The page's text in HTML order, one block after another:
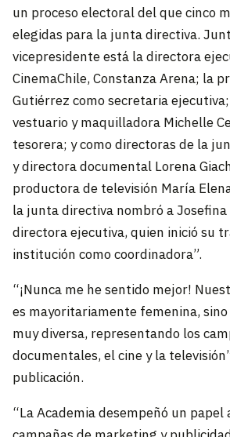
un proceso electoral del que cinco
elegidas para la junta directiva.
vicepresidente está la directora
CinemaChile, Constanza Arena; la
Gutiérrez como secretaria
vestuario y maquilladora Michelle
tesorera; y como directoras de la
y directora documental Lorena
productora de televisión María
la junta directiva nombró a
directora ejecutiva, quien inició su
institución como coordinadora”.
“¡Nunca me he sentido mejor!
es mayoritariamente femenina,
muy diversa, representando los
documentales, el cine y la
publicación.
“La Academia desempeñó un papel